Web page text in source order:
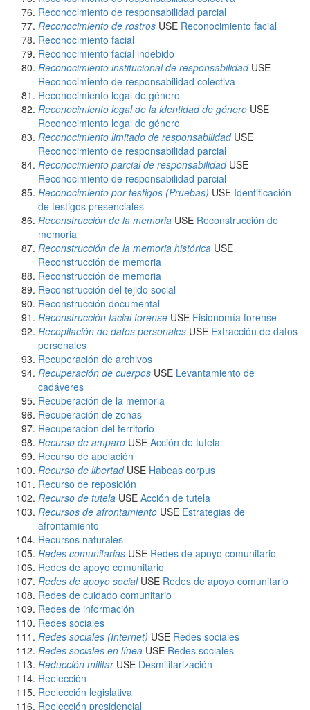
Reconocimiento de responsabilidad parcial
Reconocimiento de rostros USE Reconocimiento facial
Reconocimiento facial
Reconocimiento facial indebido
Reconocimiento institucional de responsabilidadUSE
Reconocimiento de responsabilidad colectiva
Reconocimiento legal de género
Reconocimiento legal de la identidad de género USE
Reconocimiento legal de género
Reconocimiento limitado de responsabilidadUSE
Reconocimiento de responsabilidad parcial
Reconocimiento parcial de responsabilidadUSE
Reconocimiento de responsabilidad parcial
Reconocimiento por testigos (Pruebas) USE Identificación
de testigos presenciales
Reconstrucción de la memoria USE Reconstrucción de
memoria
Reconstrucción de la memoria histórica USE
Reconstrucción de memoria
Reconstrucción de memoria
Reconstrucción del tejido social
Reconstrucción documental
Reconstrucción facial forense USE Fisionomía forense
Recopilación de datos personales USE Extracción de datos
personales
Recuperación de archivos
Recuperación de cuerpos USE Levantamiento de
cadáveres
Recuperación de la memoria
Recuperación de zonas
Recuperación del territorio
Recurso de amparo USE Acción de tutela
Recurso de apelación
Recurso de libertadUSE Habeas corpus
Recurso de reposición
Recurso de tutela USE Acción de tutela
Recursos de afrontamiento USE Estrategias de
afrontamiento
Recursos naturales
Redes comunitarias USE Redes de apoyo comunitario
Redes de apoyo comunitario
Redes de apoyo socialUSE Redes de apoyo comunitario
Redes de cuidado comunitario
Redes de información
Redes sociales
Redes sociales (Internet) USE Redes sociales
Redes sociales en línea USE Redes sociales
Reducción militarUSE Desmilitarización
Reelección
Reelección legislativa
Reelección presidencial